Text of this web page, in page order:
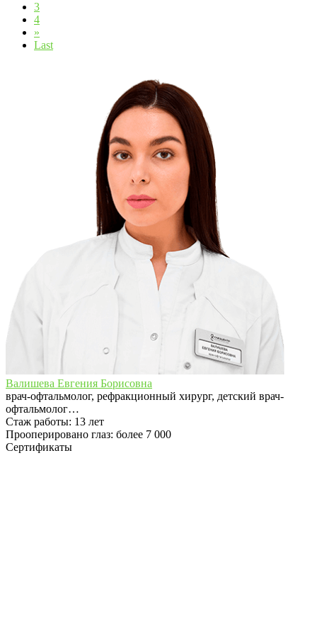
3
4
»
Last
Валишева Евгения Борисовна
врач-офтальмолог, рефракционный хирург, детский врач-
офтальмолог…
Стаж работы: 13 лет
Прооперировано глаз: более 7 000
Сертификаты